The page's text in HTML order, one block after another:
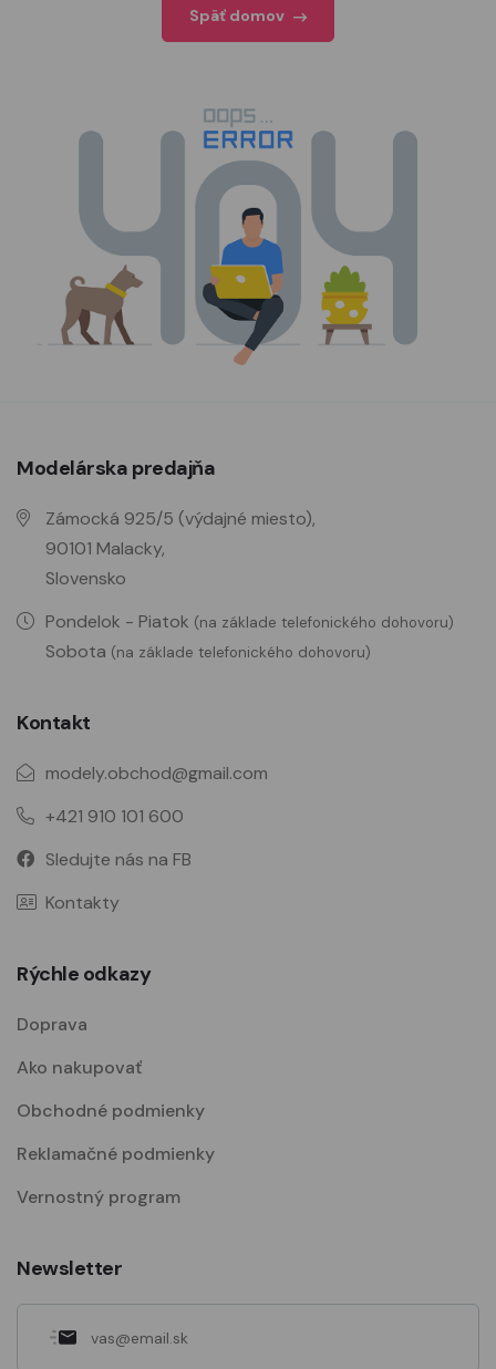
Späť domov
Modelárska predajňa
Zámocká 925/5 (výdajné miesto),
90101 Malacky,
Slovensko
Pondelok - Piatok (na základe telefonického dohovoru)
Sobota (na základe telefonického dohovoru)
Kontakt
modely.obchod@gmail.com
+421 910 101 600
Sledujte nás na FB
Kontakty
Rýchle odkazy
Doprava
Ako nakupovať
Obchodné podmienky
Reklamačné podmienky
Vernostný program
Newsletter